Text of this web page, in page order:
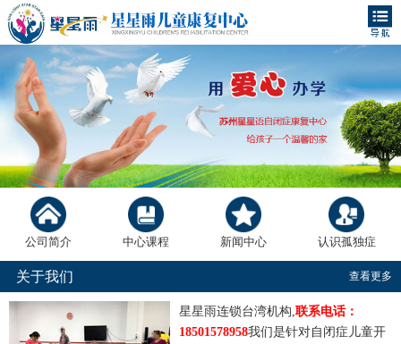
公司简介 中心课程 新闻中心 认识孤独症
关于我们 查看更多
星星雨连锁台湾机构, 联系电话：
18501578958我们是针对自闭症儿童开